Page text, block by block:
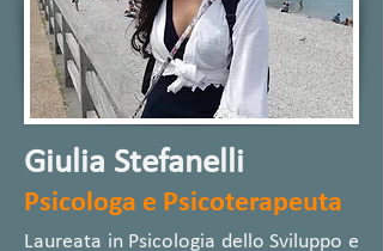
Giulia Stefanelli
Psicologa e Psicoterapeuta
Laureata in Psicologia dello Sviluppo e